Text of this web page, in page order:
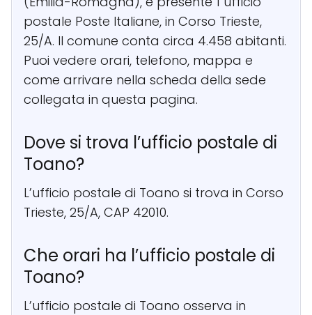
postale Poste Italiane, in Corso Trieste,
25/A. Il comune conta circa 4.458 abitanti.
Puoi vedere orari, telefono, mappa e
come arrivare nella scheda della sede
collegata in questa pagina.
Dove si trova l’ufficio postale di
Toano?
L’ufficio postale di Toano si trova in Corso
Trieste, 25/A, CAP 42010.
Che orari ha l’ufficio postale di
Toano?
L’ufficio postale di Toano osserva in